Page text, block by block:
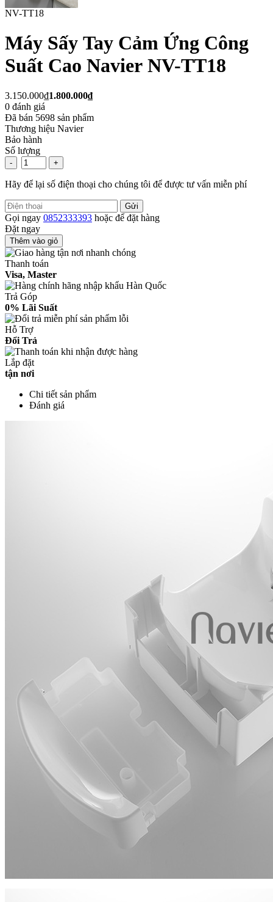
NV-TT18
Máy Sấy Tay Cảm Ứng Công
Suất Cao Navier NV-TT18
3.150.000₫1.800.000₫
0 đánh giá
Đã bán 5698 sản phẩm
Thương hiệu Navier
Bảo hành
Số lượng
- +
Hãy để lại số điện thoại cho chúng tôi để được tư vấn miễn phí
Gửi
Gọi ngay 0852333393 hoặc để đặt hàng
Đặt ngay
Thêm vào giỏ
Thanh toán
Visa, Master
Trả Góp
0% Lãi Suất
Hỗ Trợ
Đổi Trả
Lắp đặt
tận nơi
Chi tiết sản phẩm
Đánh giá